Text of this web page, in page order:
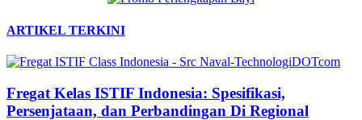
ARTIKEL TERKINI
Fregat Kelas ISTIF Indonesia: Spesifikasi,
Persenjataan, dan Perbandingan Di Regional